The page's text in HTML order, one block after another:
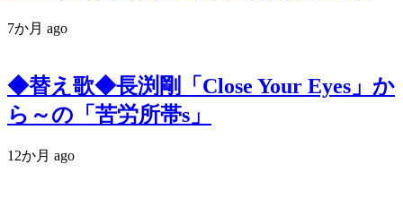
7か月 ago
◆替え歌◆長渕剛「Close Your Eyes」か
ら～の「苦労所帯s」
12か月 ago